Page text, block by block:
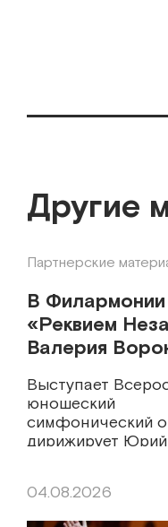
Другие
Партнерские
В Филармонии
«Реквием
Валерия
Выступает
юношеский
симфонический
дирижирует
04.08.2026